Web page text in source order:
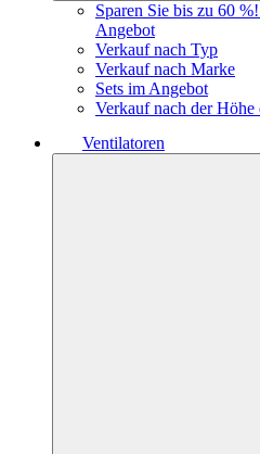
Sparen Sie bis zu 60
Angebot
Verkauf nach Typ
Verkauf nach Marke
Sets im Angebot
Verkauf nach der Höhe
Ventilatoren